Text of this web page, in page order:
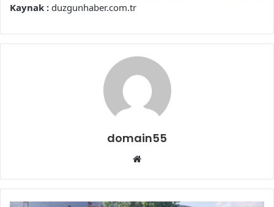
Kaynak : duzgunhaber.com.tr
domain55
Web